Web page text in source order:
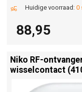
Huidige voorraad: 0
88,95
Niko RF-
wisselcontact